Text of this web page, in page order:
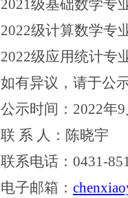
2021级基础数学专
2022级计算数学专
2022级应用统计专
如有异议，请于公
公示时间： 2022年9
联 系 人：陈晓宇
联系电话： 0431-
电子邮箱：